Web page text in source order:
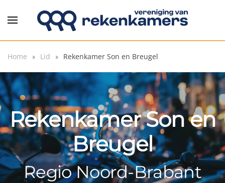
Overslaan en naar de inhoud gaan
Home Lid Rekenkamer Son en Breugel
Rekenkamer Son en
Breugel
Regio Noord-Brabant